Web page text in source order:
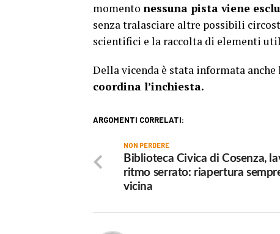
momento nessuna pista viene
senza tralasciare altre possibili
scientifici e la raccolta di elementi
Della vicenda è stata informata anche
coordina l’inchiesta.
ARGOMENTI CORRELATI:
NON PERDERE
Biblioteca Civica di Cosenza,
ritmo serrato: riapertura
vicina